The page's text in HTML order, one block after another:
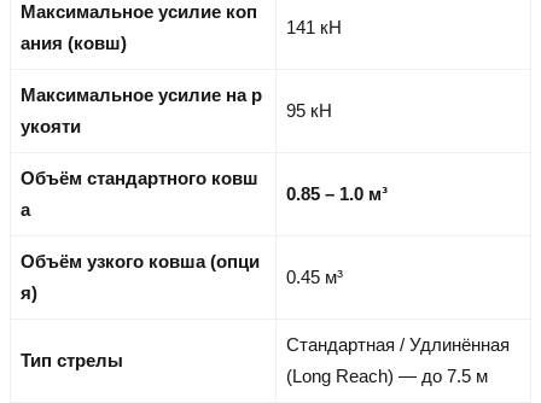
Максимальное усилие коп
ания (ковш)
141 кН
Максимальное усилие на р
укояти
95 кН
Объём стандартного ковш
а
0.85 – 1.0 м³
Объём узкого ковша (опци
я)
0.45 м³
Тип стрелы
Стандартная / Удлинённая
(Long Reach) — до 7.5 м